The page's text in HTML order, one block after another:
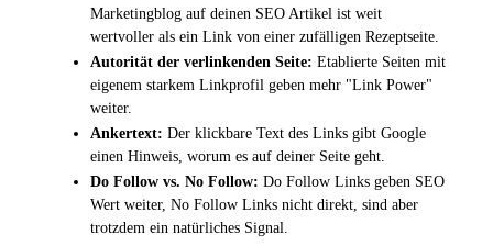
Marketingblog auf deinen SEO Artikel ist weit
wertvoller als ein Link von einer zufälligen Rezeptseite.
Autorität der verlinkenden Seite: Etablierte Seiten mit
eigenem starkem Linkprofil geben mehr "Link Power"
weiter.
Ankertext: Der klickbare Text des Links gibt Google
einen Hinweis, worum es auf deiner Seite geht.
Do Follow vs. No Follow: Do Follow Links geben SEO
Wert weiter, No Follow Links nicht direkt, sind aber
trotzdem ein natürliches Signal.